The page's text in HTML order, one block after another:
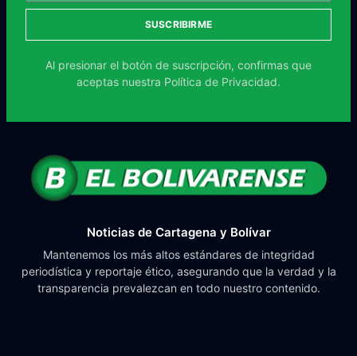
SUSCRIBIRME
Al presionar el botón de suscripción, confirmas que
aceptas nuestra Política de Privacidad.
Noticias de Cartagena y Bolívar
Mantenemos los más altos estándares de integridad
periodística y reportaje ético, asegurando que la verdad y la
transparencia prevalezcan en todo nuestro contenido.